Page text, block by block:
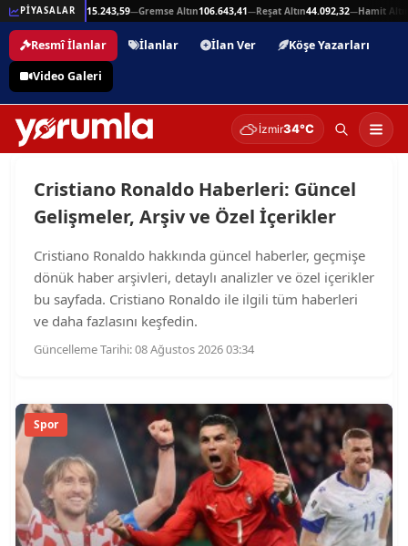
PİYASALAR
—Beşli Altın 215.243,59—Gremse Altın106.643,41—Reşat Altın44.092,32—Hamit Altın
Resmî İlanlar İlanlar İlan Ver
Köşe Yazarları
Video Galeri
İzmir34°C
Cristiano Ronaldo Haberleri: Güncel
Gelişmeler, Arşiv ve Özel İçerikler
Cristiano Ronaldo hakkında güncel haberler, geçmişe
dönük haber arşivleri, detaylı analizler ve özel içerikler
bu sayfada. Cristiano Ronaldo ile ilgili tüm haberleri
ve daha fazlasını keşfedin.
Güncelleme Tarihi: 08 Ağustos 2026 03:34
Spor